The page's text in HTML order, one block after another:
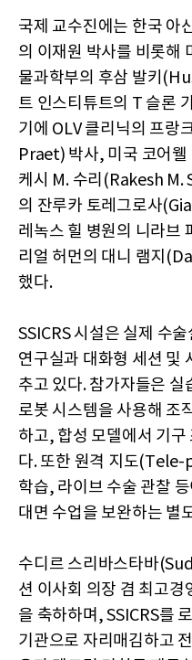
국제 교수진에는 한국
의 이재원 박사를 비롯해
물과학부의 후삼 발키
트 인스티튜트의 T 슬론
기에 OLV 클리닉의 프랑
Praet) 박사, 미국 코어
케시 M. 수리(Rakesh M.
의 잔루카 토레그로사
레녹스 힐 병원의 니라
리얼 허먼의 대니 램지
했다.
SSICRS 시설은 실제 수
연구실과 대화형 세션 및
추고 있다. 참가자들은
로봇 시스템을 사용해 조
하고, 합성 모델에서 기
다. 또한 원격 지도
학습, 라이브 수술 관찰
대면 수업을 보완하는 별
수디르 스리바스타바
션 이사회 의장 겸 최고경
을 축하하며, SSICRS를
기관으로 자리매김하고